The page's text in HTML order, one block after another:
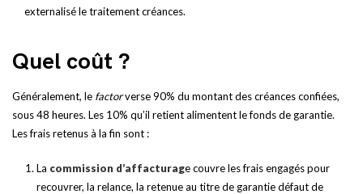
externalisé le traitement créances.
Quel coût ?
Généralement, le factorverse 90% du montant des créances confiées,
sous 48 heures. Les 10% qu’il retient alimentent le fonds de garantie.
Les frais retenus à la fin sont :
La commission d’affacturage couvre les frais engagés pour
recouvrer, la relance, la retenue au titre de garantie défaut de